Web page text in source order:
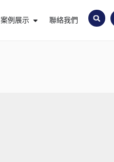
案例展示 聯絡我們